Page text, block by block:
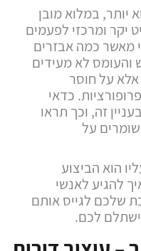
יותר, במלוא מובן
יקר ומרכזי לפעמים
מאשר כמה אבזרים
והעומס לא מעידים
אלא על חוסר
כדאי
זה, וכך תראו
על
הוא הביצוע
להגיע לאנשי
שלכם לגייס אותם
לכם.